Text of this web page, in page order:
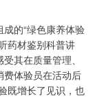
的“绿色康养体验
药材鉴别科普讲
其在质量管理、
费体验员在活动后
既增长了见识，也
+0.30%